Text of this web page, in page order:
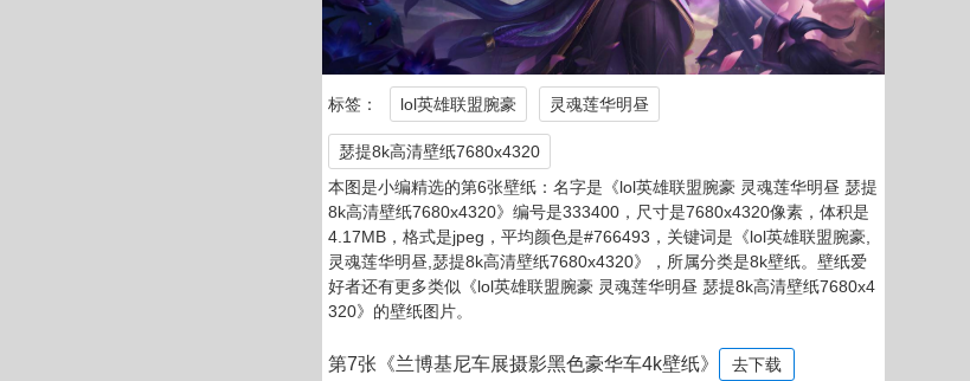
标签： lol英雄联盟腕豪 灵魂莲华明昼
瑟提8k高清壁纸7680x4320
本图是小编精选的第6张壁纸：名字是《lol英雄联盟腕豪 灵魂莲华明昼 瑟提
8k高清壁纸7680x4320》编号是333400，尺寸是7680x4320像素，体积是
4.17MB，格式是jpeg，平均颜色是#766493，关键词是《lol英雄联盟腕豪,
灵魂莲华明昼,瑟提8k高清壁纸7680x4320》，所属分类是8k壁纸。壁纸爱
好者还有更多类似《lol英雄联盟腕豪 灵魂莲华明昼 瑟提8k高清壁纸7680x4
320》的壁纸图片。
第7张《兰博基尼车展摄影黑色豪华车4k壁纸》 去下载